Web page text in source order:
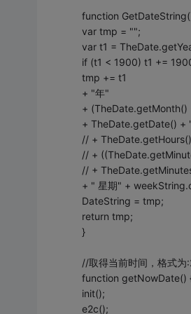
function
var tmp = "";
var t1 =
if (t1 < 1900) t1 +=
tmp += t1
+ "年"
+ (TheDate.getMonth()
+ TheDate.getDate() +
// +
// +
// +
+ " 星期" +
DateString = tmp;
return tmp;
}
//取得当前时间，格式为
function getNowDate()
init();
e2c();